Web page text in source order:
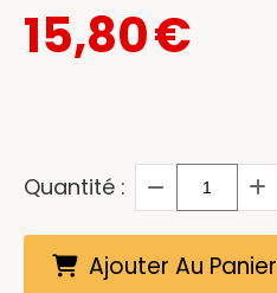
15,80€
Quantité :
Ajouter Au Panier